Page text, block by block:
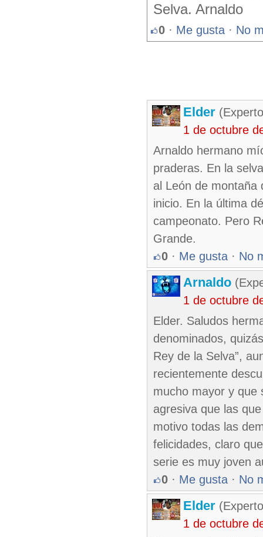
Selva. Arnaldo
0 · Me gusta · No
Elder
1 de octubre
Arnaldo hermano
praderas. En la
al León de montaña
inicio. En la última
campeonato. Pero
Grande.
0 · Me gusta · No
Arnaldo
1 de octubre
Elder. Saludos
denominados,
Rey de la Selva”,
recientemente
mucho mayor y que
agresiva que las
motivo todas las
felicidades, claro
serie es muy joven
0 · Me gusta · No
Elder
1 de octubre